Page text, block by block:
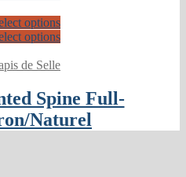
options
options
de Selle
Spine Full-
Naturel